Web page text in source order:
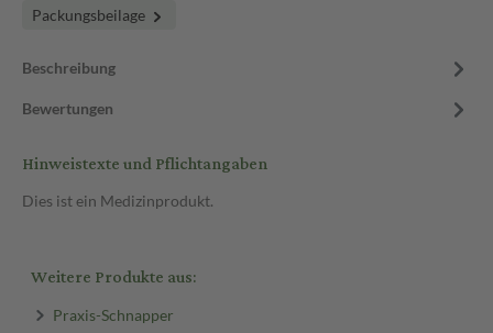
Packungsbeilage
Beschreibung
Bewertungen
Hinweistexte und Pflichtangaben
Dies ist ein Medizinprodukt.
Weitere Produkte aus:
Praxis-Schnapper